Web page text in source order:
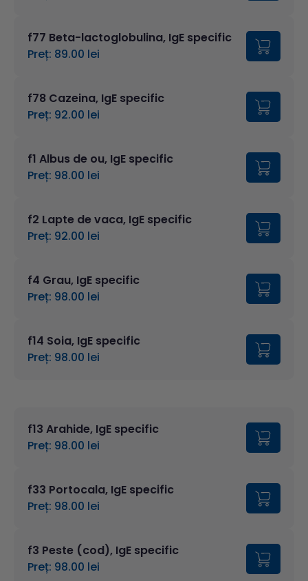
f77 Beta-lactoglobulina, IgE specific
Preț: 89.00 lei
f78 Cazeina, IgE specific
Preț: 92.00 lei
f1 Albus de ou, IgE specific
Preț: 98.00 lei
f2 Lapte de vaca, IgE specific
Preț: 92.00 lei
f4 Grau, IgE specific
Preț: 98.00 lei
f14 Soia, IgE specific
Preț: 98.00 lei
f13 Arahide, IgE specific
Preț: 98.00 lei
f33 Portocala, IgE specific
Preț: 98.00 lei
f3 Peste (cod), IgE specific
Preț: 98.00 lei